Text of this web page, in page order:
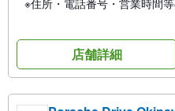
※住所・電話番号・営業時間
店舗詳細